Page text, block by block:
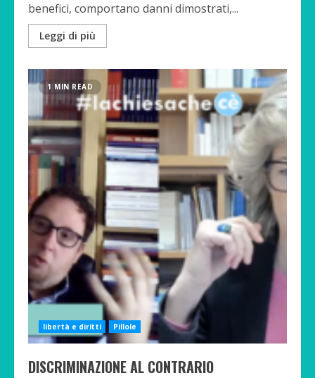
benefici, comportano danni dimostrati,...
Leggi di più
1 MIN READ
libertà e diritti Pillole
DISCRIMINAZIONE AL CONTRARIO